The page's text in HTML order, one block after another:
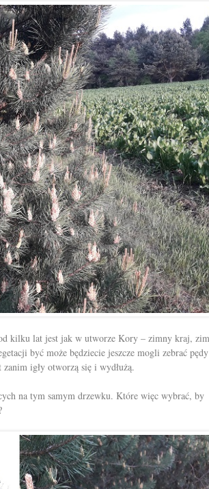
kilku lat jest jak w utworze Kory – zimny kraj,
być może będziecie jeszcze mogli zebrać pędy
zanim igły otworzą się i wydłużą.
na tym samym drzewku. Które więc wybrać, by